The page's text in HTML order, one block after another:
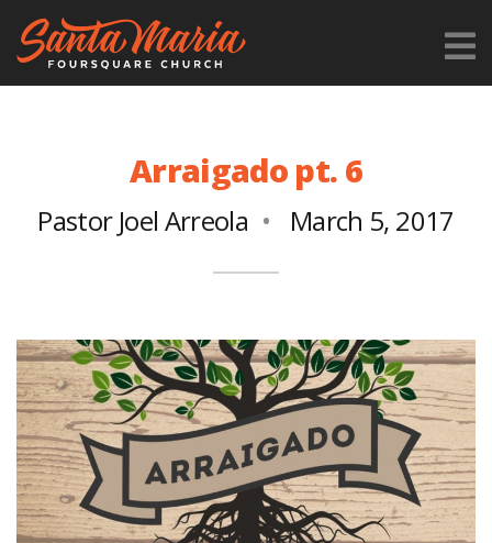
Arraigado pt. 6
Pastor Joel Arreola March 5, 2017